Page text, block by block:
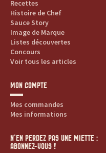
Recettes
Histoire de Chef
Sauce Story
Image de Marque
Listes découvertes
Concours
Voir tous les articles
MON COMPTE
Mes commandes
Mes informations
N’EN PERDEZ PAS UNE MIETTE :
ABONNEZ-VOUS !